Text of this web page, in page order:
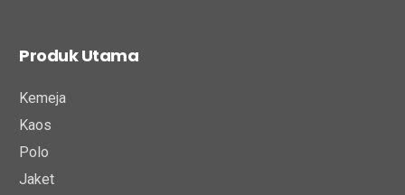
Produk Utama
Kemeja
Kaos
Polo
Jaket